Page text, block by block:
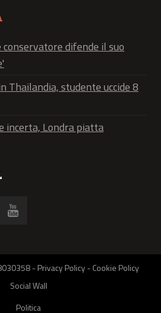
difende il suo
Thailandia, studente uccide 8
incerta, Londra piatta
-Privacy Policy-Cookie Policy
Social Wall
Politica